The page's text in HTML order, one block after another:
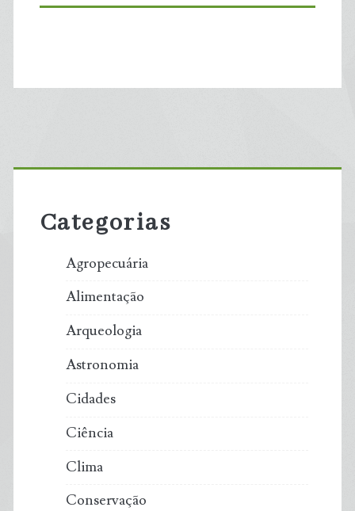
Primary
Sidebar
Categorias
Agropecuária
Alimentação
Arqueologia
Astronomia
Cidades
Ciência
Clima
Conservação